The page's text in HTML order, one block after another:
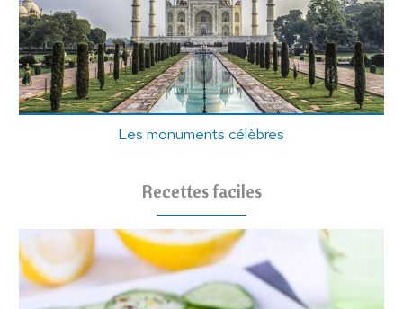
Les monuments célèbres
Recettes faciles